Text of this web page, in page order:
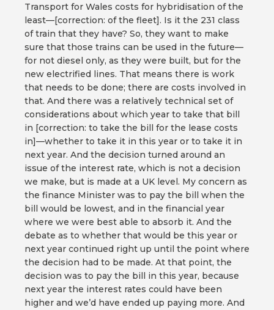
Transport for Wales costs for hybridisation of the
least—[correction: of the fleet]. Is it the 231 class
of train that they have? So, they want to make
sure that those trains can be used in the future—
for not diesel only, as they were built, but for the
new electrified lines. That means there is work
that needs to be done; there are costs involved in
that. And there was a relatively technical set of
considerations about which year to take that bill
in [correction: to take the bill for the lease costs
in]—whether to take it in this year or to take it in
next year. And the decision turned around an
issue of the interest rate, which is not a decision
we make, but is made at a UK level. My concern as
the finance Minister was to pay the bill when the
bill would be lowest, and in the financial year
where we were best able to absorb it. And the
debate as to whether that would be this year or
next year continued right up until the point where
the decision had to be made. At that point, the
decision was to pay the bill in this year, because
next year the interest rates could have been
higher and we’d have ended up paying more. And